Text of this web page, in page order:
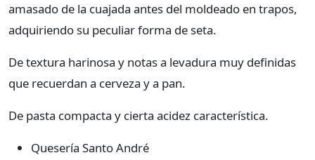
amasado de la cuajada antes del moldeado en trapos,
adquiriendo su peculiar forma de seta.
De textura harinosa y notas a levadura muy definidas
que recuerdan a cerveza y a pan.
De pasta compacta y cierta acidez característica.
Quesería Santo André